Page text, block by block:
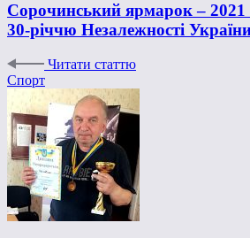
Сорочинський ярмарок – 2021
30-річчю Незалежності
Читати статтю
Спорт